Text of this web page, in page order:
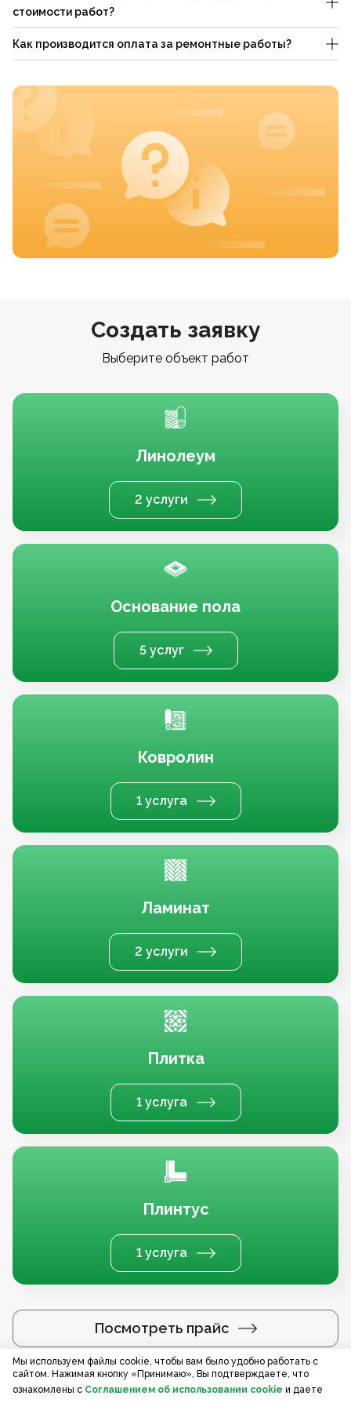
стоимости работ?
Как производится оплата за ремонтные работы?
Создать заявку
Выберите объект работ
Линолеум
2 услуги
Основание пола
5 услуг
Ковролин
1 услуга
Ламинат
2 услуги
Плитка
1 услуга
Плинтус
1 услуга
Посмотреть прайс
Услуги по регионам
Мы используем файлы cookie, чтобы вам было удобно работать с
сайтом. Нажимая кнопку «Принимаю», Вы подтверждаете, что
ознакомлены с Соглашением об использовании cookie и даете